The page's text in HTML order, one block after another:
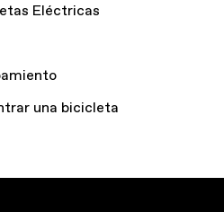
Eléctricas
una bicicleta